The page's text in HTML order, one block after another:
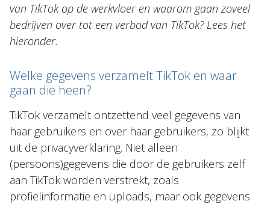
van TikTok op de werkvloer en waarom gaan zoveel
bedrijven over tot een verbod van TikTok? Lees het
hieronder.
Welke gegevens verzamelt TikTok en waar
gaan die heen?
TikTok verzamelt ontzettend veel gegevens van
haar gebruikers en over haar gebruikers, zo blijkt
uit de privacyverklaring. Niet alleen
(persoons)gegevens die door de gebruikers zelf
aan TikTok worden verstrekt, zoals
profielinformatie en uploads, maar ook gegevens